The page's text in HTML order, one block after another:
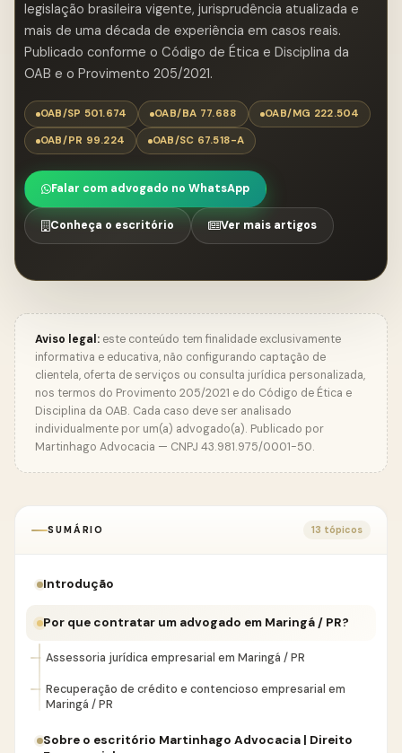
legislação brasileira vigente, jurisprudência atualizada e
mais de uma década de experiência em casos reais.
Publicado conforme o Código de Ética e Disciplina da
OAB e o Provimento 205/2021.
OAB/SP 501.674 OAB/BA 77.688
OAB/MG 222.504
OAB/PR 99.224
OAB/SC 67.518-A
Falar com advogado no WhatsApp
Conheça o escritório Ver mais artigos
Aviso legal: este conteúdo tem finalidade exclusivamente
informativa e educativa, não configurando captação de
clientela, oferta de serviços ou consulta jurídica personalizada,
nos termos do Provimento 205/2021 e do Código de Ética e
Disciplina da OAB. Cada caso deve ser analisado
individualmente por um(a) advogado(a). Publicado por
Martinhago Advocacia — CNPJ 43.981.975/0001-50.
SUMÁRIO 13 tópicos
Introdução
Por que contratar um advogado em Maringá / PR?
Assessoria jurídica empresarial em Maringá / PR
Recuperação de crédito e contencioso empresarial em
Maringá / PR
Sobre o escritório Martinhago Advocacia | Direito